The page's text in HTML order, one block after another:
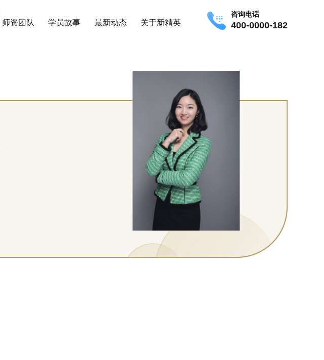
师资团队 学员故事 最新动态 关于新精英
咨询电话
400-0000-182